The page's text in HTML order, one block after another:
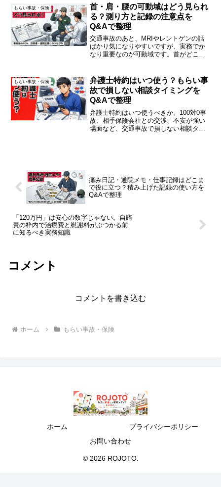
もらい事故・保険
首・肩・腰の可動域はどう見られ
る？測り方と記録の注意点を
Q&Aで整理
交通事故のあと、MRIやレントゲンの話
ばかり気になりやすいですが、実務でか
なり重要なのが可動域です。首がどこま
かでも、ここが落ちているなら、生活も
仕事も静かではいられま...
もらい事故・保険
弁護士特約はいつ使う？もらい事
故で損しない相談タイミングを
Q&Aで整理
弁護士特約はいつ使うべきか。100対0事
故、相手保険会社との交渉、不安が強い
場面など、交通事故で損しない相談タイ
痛み日記・通院メモ・仕事記録はどこま
で役に立つ？積み上げた記録の使い方を
Q&Aで整理
「120万円」は安心の数字じゃない。自賠
責の枠内で治療費と慰謝料がぶつかる前
に知るべき実務知識
コメント
コメントを書き込む
ホーム もらい事故・保険
ホーム
プライバシーポリシー
お問い合わせ
© 2026 ROJOTO.